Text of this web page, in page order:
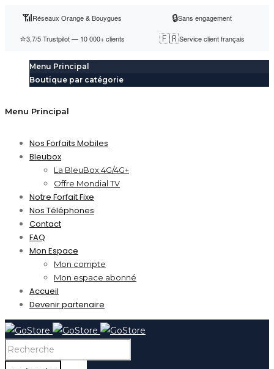
📶Réseaux Orange & Bouygues 🔒Sans engagement
⭐3,7/5 Trustpilot — 10 000+ clients 🇫🇷Service client français
Menu Principal
Boutique par catégorie
Menu Principal
Nos Forfaits Mobiles
Bleubox
La BleuBox 4G/4G+
Offre Mondial TV
Notre Forfait Fixe
Nos Téléphones
Contact
FAQ
Mon Espace
Mon compte
Mon espace abonné
Accueil
Devenir partenaire